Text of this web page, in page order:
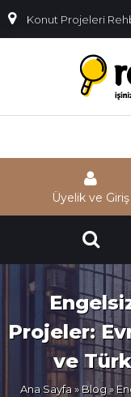
Konut Projeleri
Üyelik ve Giriş
Projeler:
ve
Ana Sayfa»Blog»